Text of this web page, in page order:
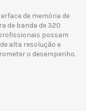
de memória de
de banda de 320
possam
alta resolução e
o desempenho.